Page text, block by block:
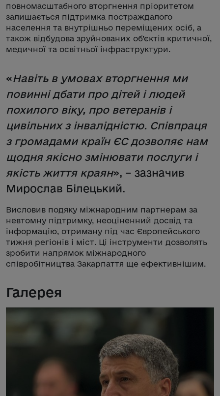
повномасштабного вторгнення пріоритетом
залишається підтримка постраждалого
населення та внутрішньо переміщених осіб, а
також відбудова зруйнованих об’єктів критичної,
медичної та освітньої інфраструктури.
«Навіть в умовах вторгнення ми
повинні дбати про дітей і людей
похилого віку, про ветеранів і
цивільних з інвалідністю. Співпраця
з громадами країн ЄС дозволяє нам
щодня якісно змінювати послуги і
якість життя краян», – зазначив
Мирослав Білецький.
Висловив подяку міжнародним партнерам за
невтомну підтримку, неоціненний досвід та
інформацію, отриману під час Європейського
тижня регіонів і міст. Ці інструменти дозволять
зробити напрямок міжнародного
співробітництва Закарпаття ще ефективнішим.
Галерея